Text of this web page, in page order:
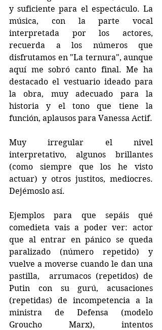
y suficiente para el espectáculo. La
música, con la parte vocal
interpretada por los actores,
recuerda a los números que
disfrutamos en "La ternura", aunque
aquí me sobró canto final. Me ha
destacado el vestuario ideado para
la obra, muy adecuado para la
historia y el tono que tiene la
función, aplausos para Vanessa Actif.
Muy irregular el nivel
interpretativo, algunos brillantes
(como siempre que los he visto
actuar) y otros justitos, mediocres.
Dejémoslo así.
Ejemplos para que sepáis qué
comedieta vais a poder ver: actor
que al entrar en pánico se queda
paralizado (número repetido) y
vuelve a moverse cuando le dan una
pastilla,  arrumacos (repetidos) de
Putin con su gurú, acusaciones
(repetidas) de incompetencia a la
ministra de Defensa (modelo
Groucho Marx), intentos